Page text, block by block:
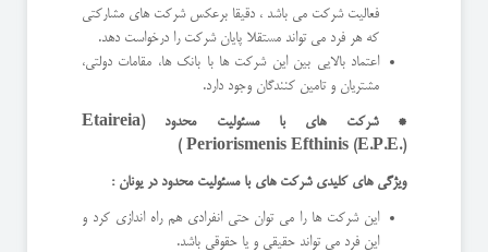
فعالیت شرکت می باشد ، دقیقا برعکس شرکت های مشارکتی
که هر فرد می تواند مستقلا پایان شرکت را درخواست دهد.
اعتماد بالایی بین این شرکت ها با بانک ها، مقامات دولتی،
مشتریان و تامین کنندگان وجود دارد.
* شرکت های با مسئولیت محدود (Etaireia
Periorismenis Efthinis (E.P.E.)
)
ویژگی های کلیدی شرکت های با مسئولیت محدود در یونان :
این شرکت ها را می توان حتی انفرادی هم راه اندازی کرد و
این فرد می تواند حقیقی و یا حقوقی باشد.